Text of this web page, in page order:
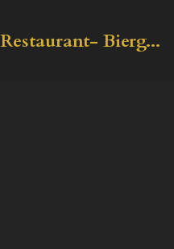
Restaurant- Bierg...